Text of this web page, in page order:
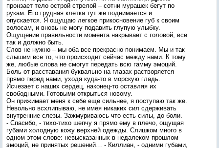
пронзает тело острой стрелой – сотни мурашек бегут по
рукам. Его грудная клетка тут же поднимается и
опускается. Я ощущаю легкое прикосновение губ к своим
волосам, и вновь не могу подавить глупую улыбку.
Ощущение правильности момента накрывает с головой, все
так и должно быть.
Слов не нужно – мы оба все прекрасно понимаем. Мы и так
слышим все то, что происходит сейчас между нами. К тому
же, любые слова не смогут передать всю гамму эмоций.
Боль от расставания буквально на глазах растворяется
прямо перед нами, уходя куда-то в морскую гладь.
Исчезает с наших сердец, наконец-то оставляя их
свободными. Готовыми открыться новому.
Он прижимает меня к себе еще сильнее, я поступаю так же.
Невольно всхлипываю, не имея никаких сил сдерживать
внутренние слезы. Зажмуриваюсь что есть силы, до боли.
- Спасибо, - тихо-тихо шепчу я прямо ему в плечо, ощущая
губами холодную кожу верхней одежды. Слишком много в
одном этом слове: невысказанных в недалеком прошлом
эмоций, не принятых решений… - Киллиан, - одними губами,